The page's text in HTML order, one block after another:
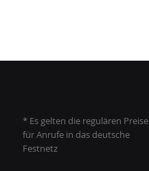
* Es gelten die regulären Preise
für Anrufe in das deutsche
Festnetz